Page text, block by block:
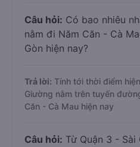
Câu hỏi: Có bao nhiêu
nằm đi Năm Căn - Cà
Gòn hiện nay?
Trả lời: Tính tới thời điểm
Giường nằm trên tuyến
Căn - Cà Mau hiện nay
Câu hỏi: Từ Quận 3 -